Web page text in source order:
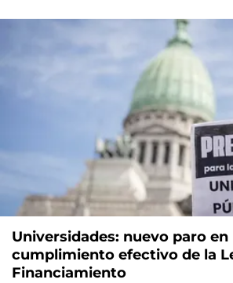
Universidades: nuevo paro
cumplimiento efectivo de la
Financiamiento